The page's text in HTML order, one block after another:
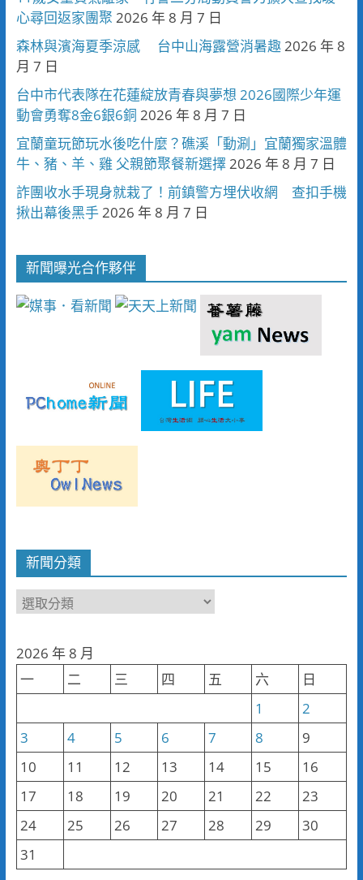
心尋回返家團聚 2026 年 8 月 7 日
森林與濱海夏季涼感 台中山海露營消暑趣 2026 年 8
月 7 日
台中市代表隊在花蓮綻放青春與夢想 2026國際少年運
動會勇奪8金6銀6銅 2026 年 8 月 7 日
宜蘭童玩節玩水後吃什麼？礁溪「動涮」宜蘭獨家溫體
牛、豬、羊、雞 父親節聚餐新選擇 2026 年 8 月 7 日
詐團收水手現身就栽了！前鎮警方埋伏收網 查扣手機
揪出幕後黑手 2026 年 8 月 7 日
新聞曝光合作夥伴
新聞分類
新
類
2026 年 8 月
一
二 三 四 五 六
日
1
2
3
4 5 6 7 8
9
10
11 12 13 14 15
16
17
18 19 20 21 22
23
24
25 26 27 28 29
30
31